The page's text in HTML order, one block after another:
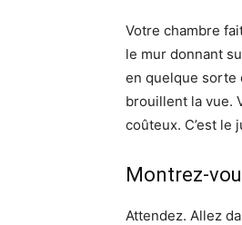
Votre chambre
le mur donnant
en quelque sorte
brouillent la vue.
coûteux. C’est le
Montrez-
Attendez. Allez